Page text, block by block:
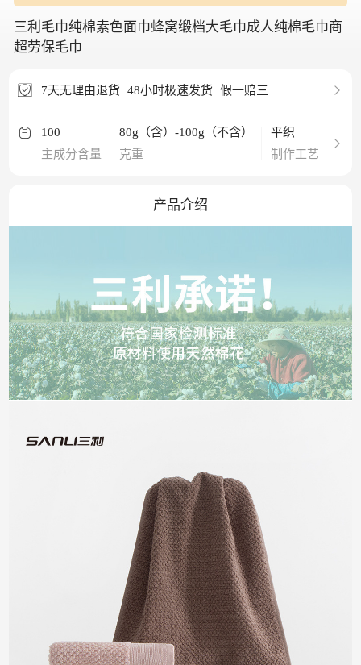
三利毛巾纯棉素色面巾蜂窝缎档大毛巾成人纯棉毛巾商
超劳保毛巾
7天无理由退货 48小时极速发货 假一赔三
100
主成分含量
80g（含）-100g（不含）
克重
平织
制作工艺
产品介绍